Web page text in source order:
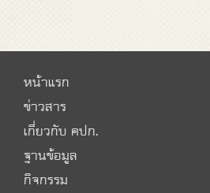
หน้าแรก
ข่าวสาร
เกี่ยวกับ คปก.
ฐานข้อมูล
กิจกรรม